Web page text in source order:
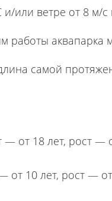
или ветре от 8 м/
работы аквапарка
самой
— от 18 лет, рост —
от 10 лет, рост —